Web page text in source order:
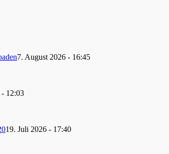
7. August 2026 - 16:45
12:03
19. Juli 2026 - 17:40